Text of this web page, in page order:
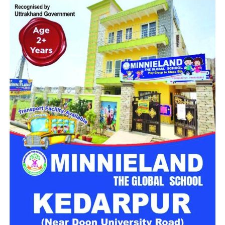
बद्रीनाथ धामक्षेत्र में लगातार संदिग्ध व्यक्तियों और वाहनों की जांच की जा
रही है। इसी अभियान के दौरान पुलिस टीम ने भृगुधारा गुफा की ओर जाने
वाले पैदल मार्ग पर चेकिंग और घेराबंदी की। इस दौरान एक व्यक्ति को
संदिग्ध परिस्थितियों में पकड़ा गया।
शराब तस्कर समेत 4 पर कार्रवाई
पूछताछ और तलाशी के दौरान उसके पास से 25 लीटर अवैध कच्ची शराब
बरामद हुई। आरोपी की पहचान 75 वर्षीय सुरेंद्र सिंह, निवासी ग्राम
भृगुधारा, थाना बदरीनाथ के रूप में हुई है।
पुलिस ने बरामद शराब को कब्जे में लेकर आरोपी के खिलाफ थाना बदरीनाथ
में मुकदमा संख्या 10/2026, धारा 60 आबकारी अधिनियम के तहत मामला
दर्ज किया है। मामले में आगे की कानूनी कार्रवाई की जा रही है।
मंदिर परिसर के पास तीन युवकों पर कार्रवाई
इसी अभियान के तहत पुलिस को मंदिर परिसर के नजदीक सार्वजनिक